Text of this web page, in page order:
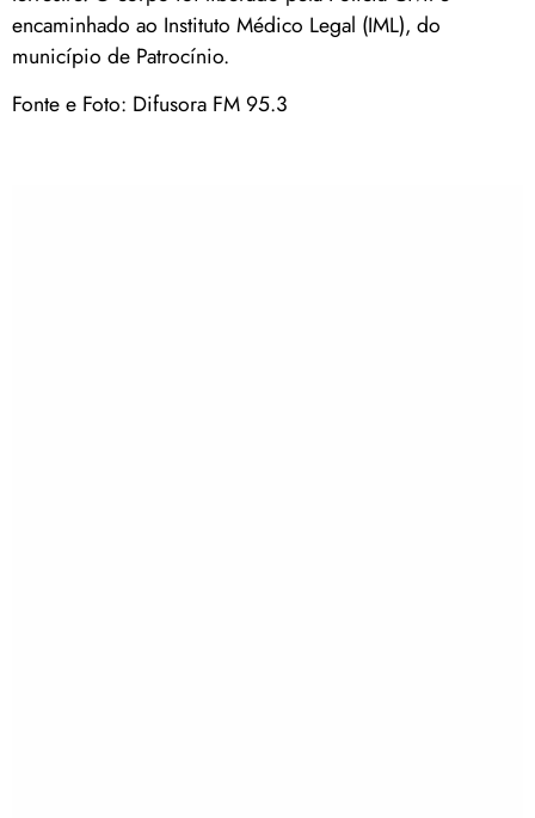
encaminhado ao Instituto Médico Legal (IML), do
município de Patrocínio.
Fonte e Foto: Difusora FM 95.3